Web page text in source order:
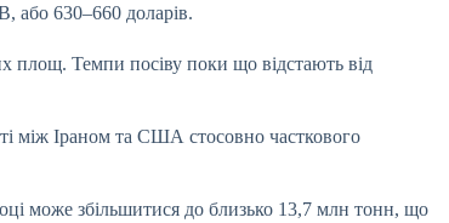
або 630–660 доларів.
площ. Темпи посіву поки що відстають від
між Іраном та США стосовно часткового
може збільшитися до близько 13,7 млн тонн, що